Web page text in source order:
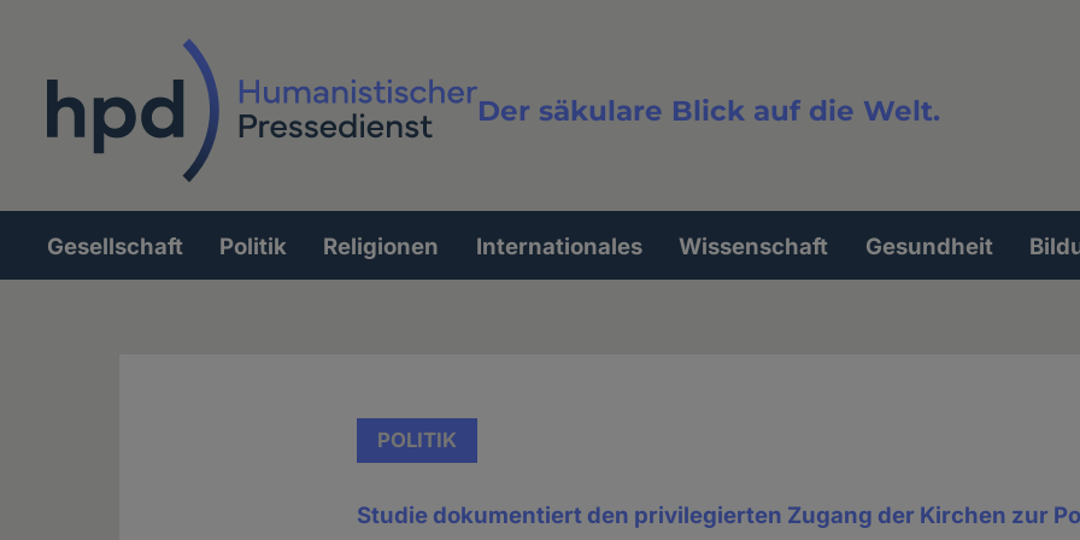
Der säkulare Blick auf die Welt.
Volltextsuche
Hauptnavigation
Gesellschaft Politik Religionen Internationales Wissenschaft Gesundheit
POLITIK
Studie dokumentiert den privilegierten Zugang der Kirchen zur